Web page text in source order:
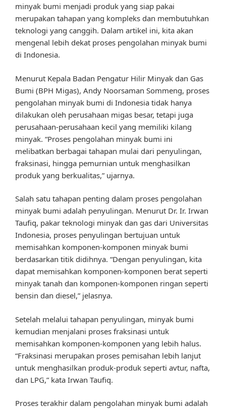
minyak bumi menjadi produk yang siap pakai
merupakan tahapan yang kompleks dan membutuhkan
teknologi yang canggih. Dalam artikel ini, kita akan
mengenal lebih dekat proses pengolahan minyak bumi
di Indonesia.
Menurut Kepala Badan Pengatur Hilir Minyak dan Gas
Bumi (BPH Migas), Andy Noorsaman Sommeng, proses
pengolahan minyak bumi di Indonesia tidak hanya
dilakukan oleh perusahaan migas besar, tetapi juga
perusahaan-perusahaan kecil yang memiliki kilang
minyak. “Proses pengolahan minyak bumi ini
melibatkan berbagai tahapan mulai dari penyulingan,
fraksinasi, hingga pemurnian untuk menghasilkan
produk yang berkualitas,” ujarnya.
Salah satu tahapan penting dalam proses pengolahan
minyak bumi adalah penyulingan. Menurut Dr. Ir. Irwan
Taufiq, pakar teknologi minyak dan gas dari Universitas
Indonesia, proses penyulingan bertujuan untuk
memisahkan komponen-komponen minyak bumi
berdasarkan titik didihnya. “Dengan penyulingan, kita
dapat memisahkan komponen-komponen berat seperti
minyak tanah dan komponen-komponen ringan seperti
bensin dan diesel,” jelasnya.
Setelah melalui tahapan penyulingan, minyak bumi
kemudian menjalani proses fraksinasi untuk
memisahkan komponen-komponen yang lebih halus.
“Fraksinasi merupakan proses pemisahan lebih lanjut
untuk menghasilkan produk-produk seperti avtur, nafta,
dan LPG,” kata Irwan Taufiq.
Proses terakhir dalam pengolahan minyak bumi adalah